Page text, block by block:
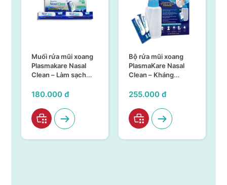
Bộ rửa mũi xoang
PlasmaKare Nasal
Clean – Kháng
làm sạch hiệu quả,
255.000 đ
SÚC HỌNG MIỆNG
PLASMAKARE CHAI
150ML – KHÁNG
VIRUS, CHỐNG VIÊM
95.000 đ